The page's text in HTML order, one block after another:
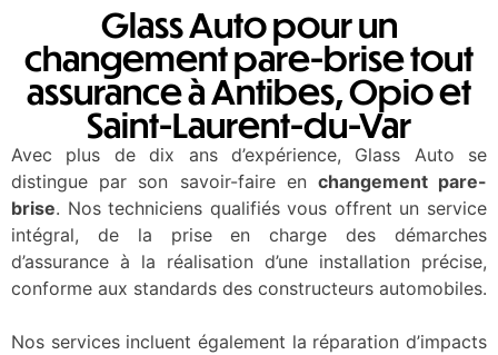
Glass Auto pour un
changement pare-brise tout
assurance à Antibes, Opio et
Saint-Laurent-du-Var
Avec plus de dix ans d’expérience, Glass Auto se
distingue par son savoir-faire en changement pare-
brise. Nos techniciens qualifiés vous offrent un service
intégral, de la prise en charge des démarches
d’assurance à la réalisation d’une installation précise,
conforme aux standards des constructeurs automobiles.
Nos services incluent également la réparation d’impacts